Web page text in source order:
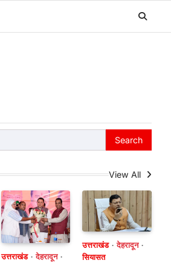
View All
उत्तराखंड
देहरादून
उत्तराखंड
देहरादून
सियासत